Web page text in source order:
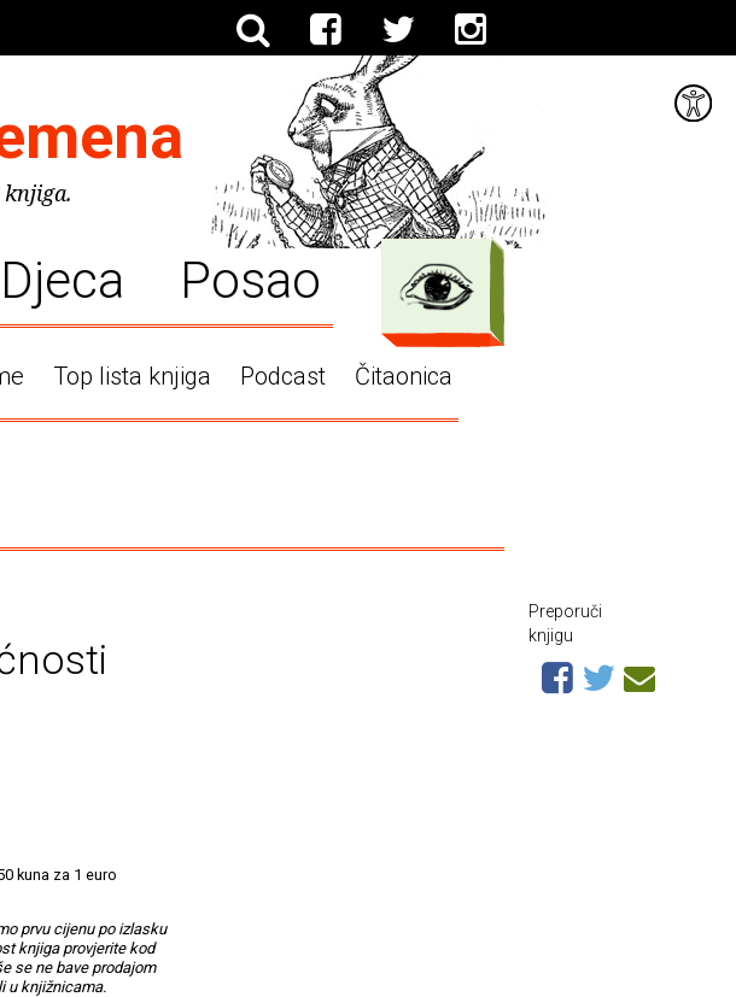
knjiga.
Djeca Posao
Top lista knjiga Podcast Čitaonica
kuna za 1 euro
prvu cijenu po izlasku
knjiga provjerite kod
se ne bave prodajom
u knjižnicama.
Preporuči
knjigu